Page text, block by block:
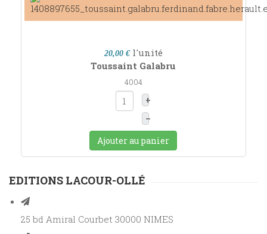
20,00 € l'unité
Toussaint Galabru
4004
+
–
Ajouter au panier
EDITIONS LACOUR-OLLÉ
25 bd Amiral Courbet 30000 NIMES